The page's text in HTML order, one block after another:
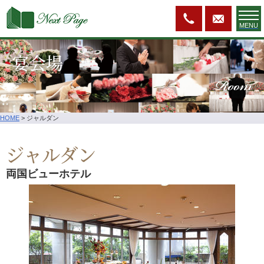
MENU
宴会場 Room
HOME > ジャルダン
ジャルダン
両国ビューホテル